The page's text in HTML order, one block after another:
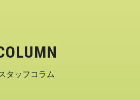
タッフコラム